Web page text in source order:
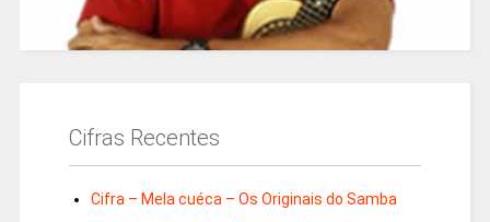
Cifras Recentes
Cifra – Mela cuéca – Os Originais do Samba